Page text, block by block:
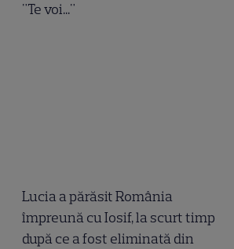
"Te voi..."
Lucia a părăsit România
împreună cu Iosif, la scurt timp
după ce a fost eliminată din